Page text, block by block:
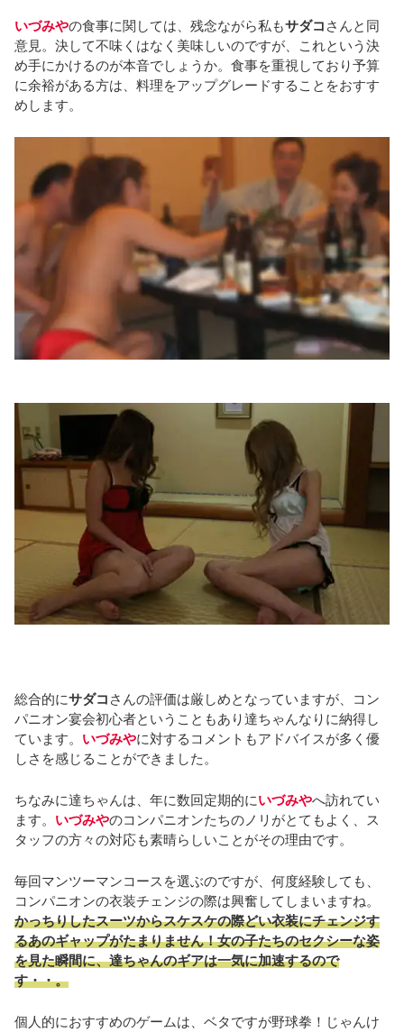
いづみやの食事に関しては、残念ながら私もサダコ さんと同
意見。決して不味くはなく美味しいのですが、これという決
め手にかけるのが本音でしょうか。食事を重視しており予算
に余裕がある方は、料理をアップグレードすることをおすす
めします。
総合的にサダコ さんの評価は厳しめとなっていますが、コン
パニオン宴会初心者ということもあり達ちゃんなりに納得し
ています。 いづみやに対するコメントもアドバイスが多く優
しさを感じることができました。
ちなみに達ちゃんは、年に数回定期的にいづみやへ訪れてい
ます。 いづみやのコンパニオンたちのノリがとてもよく、ス
タッフの方々の対応も素晴らしいことがその理由です。
毎回マンツーマンコースを選ぶのですが、何度経験しても、
コンパニオンの衣装チェンジの際は興奮してしまいますね。
かっちりしたスーツからスケスケの際どい衣装にチェンジす
るあのギャップがたまりません！女の子たちのセクシーな姿
を見た瞬間に、達ちゃんのギアは一気に加速するので
す・・。
個人的におすすめのゲームは、ベタですが野球拳！じゃんけ